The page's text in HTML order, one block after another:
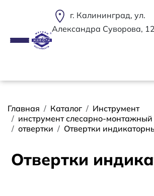
г. Калининград, ул.
Александра Суворова,
Строка навигации
Главная Каталог
Инструмент
инструмент слесарно-
отвертки
Отвертки
Отвертки